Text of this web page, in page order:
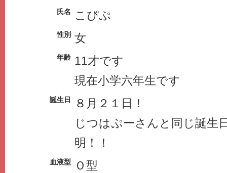
氏名 こぴぷ
性別 女
年齢 11才です
現在小学六年生です
誕生日
８月２１日！
じつはぷーさんと同じ誕生
明！！
血液型 Ｏ型